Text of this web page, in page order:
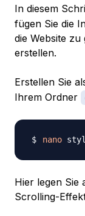
In diesem
fügen Sie die
die Website
erstellen.
Erstellen Sie
Ihrem Ordner
nano
Hier legen Sie
Scrolling-